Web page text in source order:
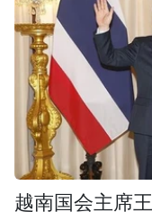
越南国会主席